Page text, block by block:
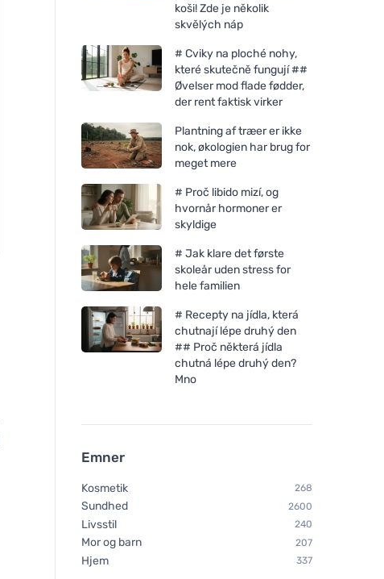
Chimpanzee Energibar -
Citron 55g
Abrikos 55 g
koši! Zde je několik
skvělých náp
# Cviky na ploché nohy,
které skutečně fungují ##
Øvelser mod flade fødder,
der rent faktisk virker
Plantning af træer er ikke
nok, økologien har brug for
meget mere
# Proč libido mizí, og
hvornår hormoner er
skyldige
# Jak klare det første
skoleår uden stress for
hele familien
# Recepty na jídla, která
chutnají lépe druhý den
## Proč některá jídla
chutná lépe druhý den?
Mno
Emner
Kosmetik 268
Sundhed 2600
Livsstil 240
Mor og barn 207
Hjem 337